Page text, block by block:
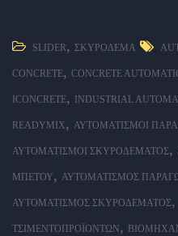
SLIDER, ΣΚΥΡΌΔΕΜΑ
CONCRETE, CONCRETE
ICONCRETE, INDUSTRIAL
READYMIX, ΑΥΤΟΜΑΤΙΣΜΟΊ
ΑΥΤΟΜΑΤΙΣΜΟΊ ΣΚΥΡΟΔΈΜΑΤΟΣ,
ΜΠΕΤΟΎ, ΑΥΤΟΜΑΤΙΣΜΌΣ
ΑΥΤΟΜΑΤΙΣΜΌΣ ΣΚΥΡΟΔΈΜΑΤΟΣ,
ΤΣΙΜΕΝΤΟΠΡΟΪΌΝΤΩΝ,